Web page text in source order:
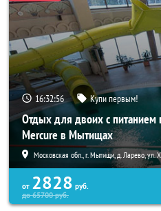
16:32:55 Купи первым!
Отдых для двоих с питанием
Mercure в Мытищах
Московская обл., г. Мытищи, д. Ларево, ул.
от 2828 руб.
до65700руб.